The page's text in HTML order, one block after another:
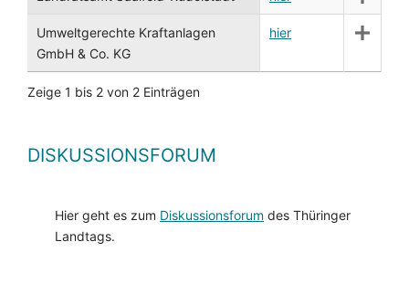
Umweltgerechte Kraftanlagen
GmbH & Co. KG
hier
Zeige 1 bis 2 von 2 Einträgen
DISKUSSIONSFORUM
Hier geht es zum Diskussionsforum des Thüringer
Landtags.